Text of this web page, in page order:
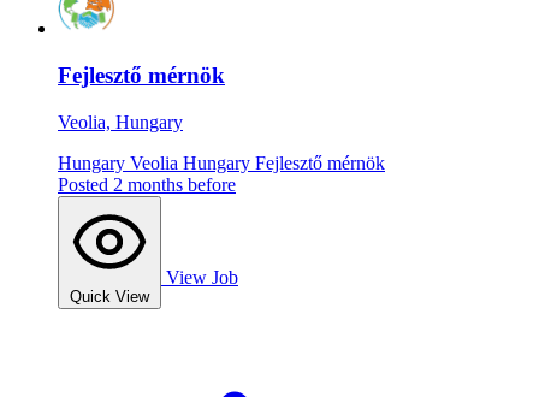
Fejlesztő mérnök
Veolia, Hungary
Hungary Veolia Hungary Fejlesztő mérnök
Posted 2 months before
Quick View
View Job